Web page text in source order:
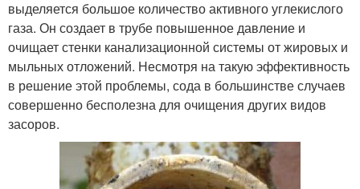
выделяется большое количество активного углекислого
газа. Он создает в трубе повышенное давление и
очищает стенки канализационной системы от жировых и
мыльных отложений. Несмотря на такую эффективность
в решение этой проблемы, сода в большинстве случаев
совершенно бесполезна для очищения других видов
засоров.